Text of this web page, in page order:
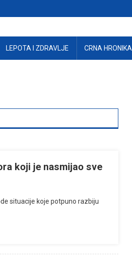
LEPOTA I ZDRAVLJE CRNA HRONIKA
koji je nasmijao sve
situacije koje potpuno razbiju